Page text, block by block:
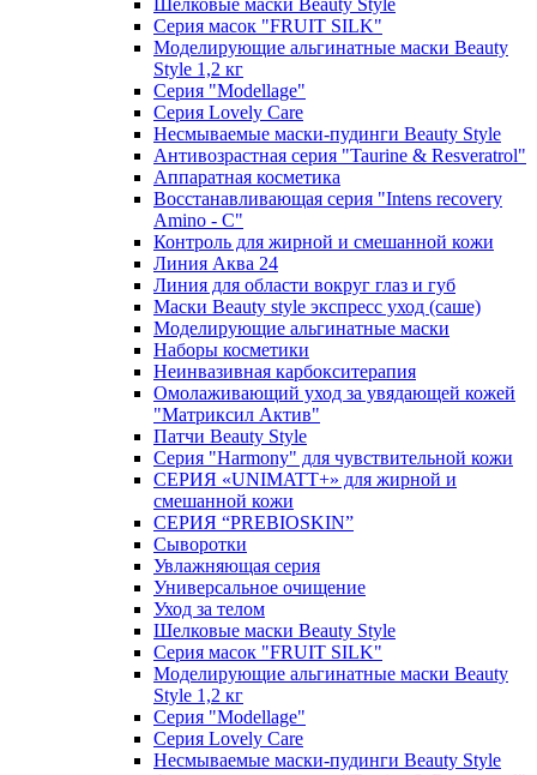
Шелковые маски Beauty Style
Серия масок "FRUIT SILK"
Моделирующие альгинатные маски Beauty
Style 1,2 кг
Серия "Modellage"
Cерия Lovely Care
Несмываемые маски-пудинги Beauty Style
Антивозрастная серия "Taurine & Resveratrol"
Аппаратная косметика
Восстанавливающая серия "Intens recovery
Amino - C"
Контроль для жирной и смешанной кожи
Линия Аква 24
Линия для области вокруг глаз и губ
Маски Beauty style экспресс уход (саше)
Моделирующие альгинатные маски
Наборы косметики
Неинвазивная карбокситерапия
Омолаживающий уход за увядающей кожей
"Матриксил Актив"
Патчи Beauty Style
Серия "Harmony" для чувствительной кожи
СЕРИЯ «UNIMATT+» для жирной и
смешанной кожи
СЕРИЯ “PREBIOSKIN”
Сыворотки
Увлажняющая серия
Универсальное очищение
Уход за телом
Шелковые маски Beauty Style
Серия масок "FRUIT SILK"
Моделирующие альгинатные маски Beauty
Style 1,2 кг
Серия "Modellage"
Cерия Lovely Care
Несмываемые маски-пудинги Beauty Style